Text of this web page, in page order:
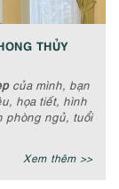
THỦY
của mình, bạn
họa tiết, hình
phòng ngủ, tuổi
Xem thêm >>